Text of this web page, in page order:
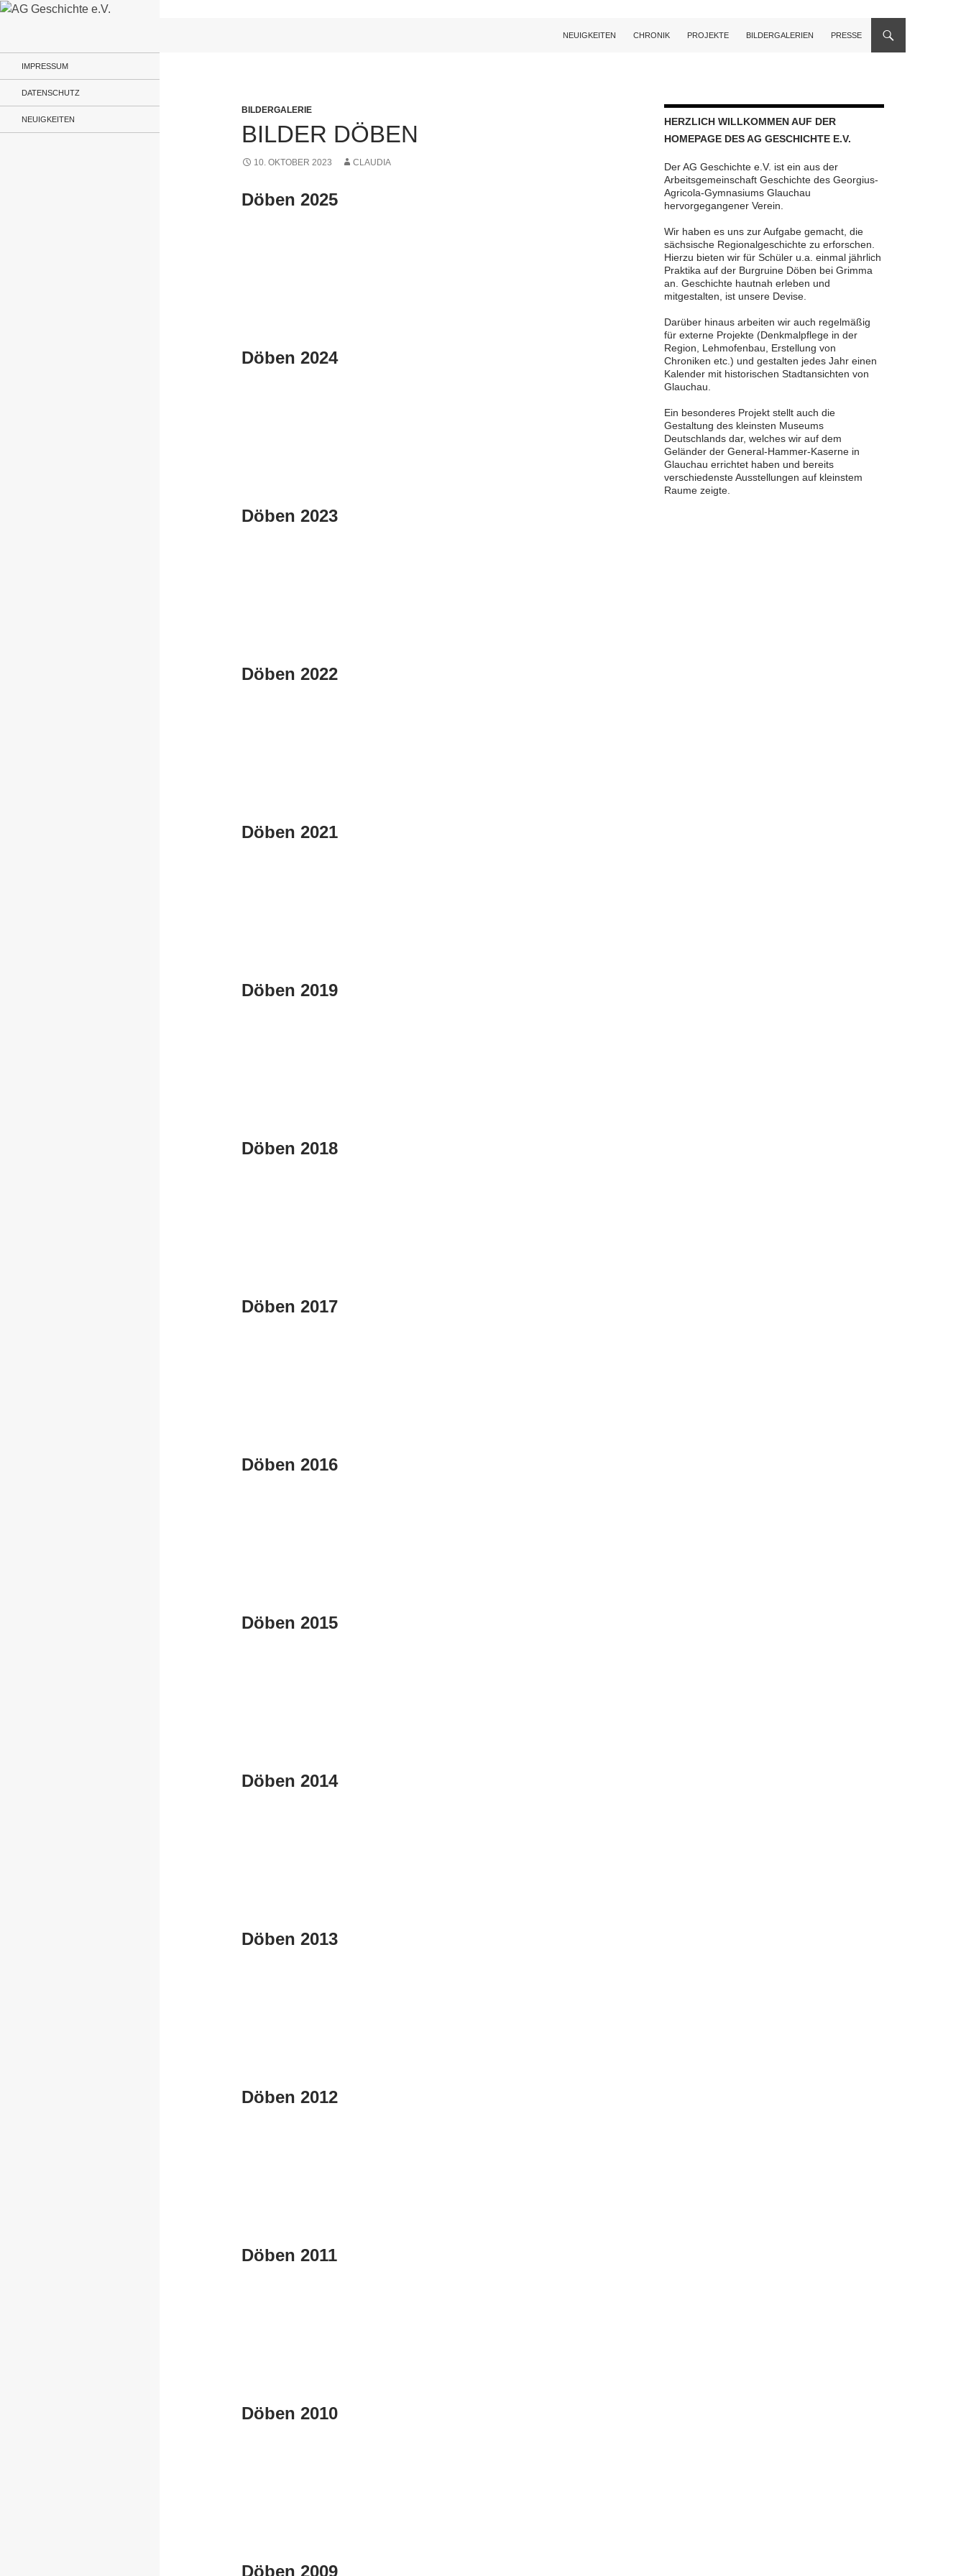
Zum
NEUIGKEITEN CHRONIK PROJEKTE BILDERGALERIEN PRESSE
BILDERGALERIE
BILDER DÖBEN
10. OKTOBER 2023 CLAUDIA
Döben 2025
Döben 2024
Döben 2023
Döben 2022
Döben 2021
Döben 2019
Döben 2018
Döben 2017
Döben 2016
Döben 2015
Döben 2014
Döben 2013
Döben 2012
Döben 2011
Döben 2010
Döben 2009
HERZLICH WILLKOMMEN AUF DER
HOMEPAGE DES AG GESCHICHTE E.V.
Der AG Geschichte e.V. ist ein aus der
Arbeitsgemeinschaft Geschichte des Georgius-
Agricola-Gymnasiums Glauchau
hervorgegangener Verein.
Wir haben es uns zur Aufgabe gemacht, die
sächsische Regionalgeschichte zu erforschen.
Hierzu bieten wir für Schüler u.a. einmal jährlich
Praktika auf der Burgruine Döben bei Grimma
an. Geschichte hautnah erleben und
mitgestalten, ist unsere Devise.
Darüber hinaus arbeiten wir auch regelmäßig
für externe Projekte (Denkmalpflege in der
Region, Lehmofenbau, Erstellung von
Chroniken etc.) und gestalten jedes Jahr einen
Kalender mit historischen Stadtansichten von
Glauchau.
Ein besonderes Projekt stellt auch die
Gestaltung des kleinsten Museums
Deutschlands dar, welches wir auf dem
Geländer der General-Hammer-Kaserne in
Glauchau errichtet haben und bereits
verschiedenste Ausstellungen auf kleinstem
Raume zeigte.
IMPRESSUM
DATENSCHUTZ
NEUIGKEITEN